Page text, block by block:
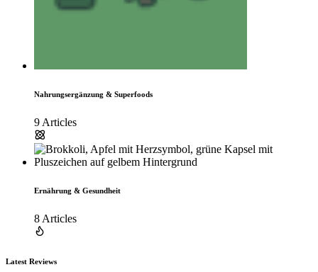
Nahrungsergänzung & Superfoods
9 Articles
Ernährung & Gesundheit
8 Articles
Latest Reviews